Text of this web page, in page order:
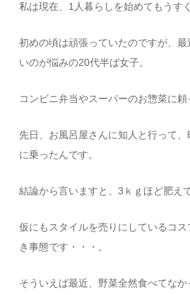
私は現在、1人暮らしを始めてもうす
初めの頃は頑張っていたのですが、
いのが悩みの20代半ば女子。
コンビニ弁当やスーパーのお惣菜に頼
先日、お風呂屋さんに知人と行って
に乗ったんです。
結論から言いますと、3ｋｇほど肥え
仮にもスタイルを売りにしているコ
き事態です・・・。
そういえば最近、野菜全然食べてな